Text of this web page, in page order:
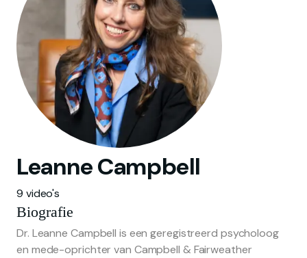
LeanneCampbell
9 video's
Biografie
Dr. Leanne Campbell is een geregistreerd psycholoog
en mede-oprichter van Campbell & Fairweather